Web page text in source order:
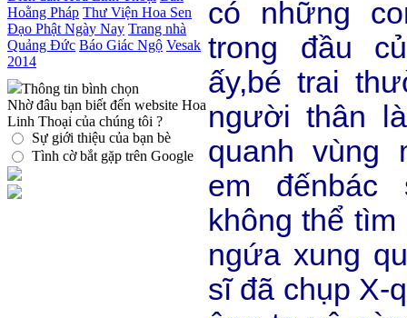
Hoằng Pháp Thư Viện Hoa Sen
Đạo Phật Ngày Nay Trang nhà
Quảng Đức Báo Giác Ngộ Vesak
2014
Thông tin bình chọn
Nhờ đâu bạn biết đến website Hoa
Linh Thoại của chúng tôi ?
Sự giới thiệu của bạn bè
Tình cờ bắt gặp trên Google
có những
trong đầu
ấy,bé trai
người thân
quanh vùng
em
không thể
ngứa xung
sĩ đã chụp X-